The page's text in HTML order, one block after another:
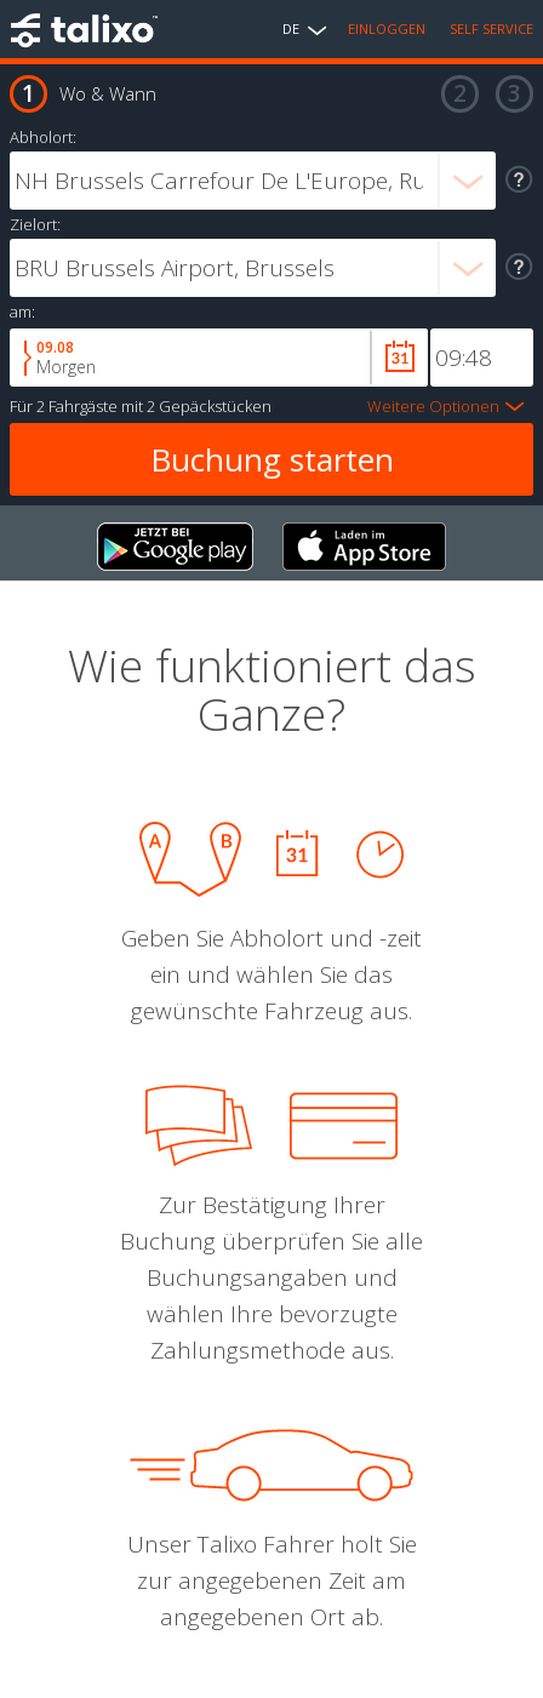
DE EINLOGGEN SELF SERVICE
Wo & Wann
Abholort:
Zielort:
am:
09.08
Morgen
Für2 Fahrgäste mit2 Gepäckstücken Weitere Optionen
Wie funktioniert das
Ganze?
Geben Sie Abholort und -zeit
ein und wählen Sie das
gewünschte Fahrzeug aus.
Zur Bestätigung Ihrer
Buchung überprüfen Sie alle
Buchungsangaben und
wählen Ihre bevorzugte
Zahlungsmethode aus.
Unser Talixo Fahrer holt Sie
zur angegebenen Zeit am
angegebenen Ort ab.